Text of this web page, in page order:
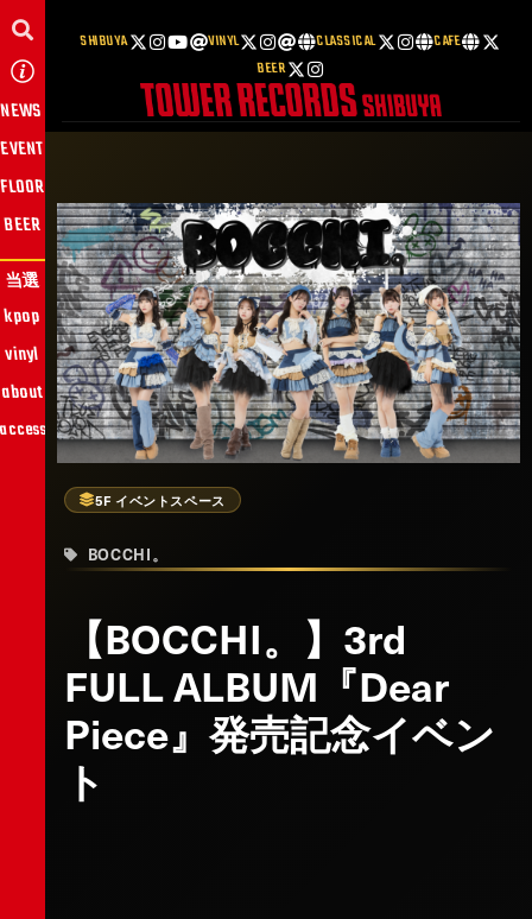
SHIBUYA VINYL CLASSICAL
CAFE
BEER
NEWS
EVENT
当選
FLOOR
BEER
kpop
vinyl
about
5F イベントスペース
BOCCHI。
【BOCCHI。】3rd
FULL ALBUM『Dear
Piece』発売記念イベン
ト